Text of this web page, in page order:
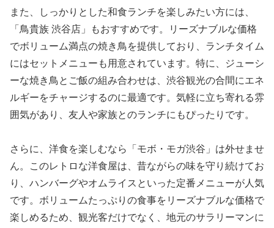
また、しっかりとした和食ランチを楽しみたい方には、
「鳥貴族 渋谷店」もおすすめです。リーズナブルな価格
でボリューム満点の焼き鳥を提供しており、ランチタイム
にはセットメニューも用意されています。特に、ジューシ
ーな焼き鳥とご飯の組み合わせは、渋谷観光の合間にエネ
ルギーをチャージするのに最適です。気軽に立ち寄れる雰
囲気があり、友人や家族とのランチにもぴったりです。
さらに、洋食を楽しむなら「モボ・モガ渋谷」は外せませ
ん。このレトロな洋食屋は、昔ながらの味を守り続けてお
り、ハンバーグやオムライスといった定番メニューが人気
です。ボリュームたっぷりの食事をリーズナブルな価格で
楽しめるため、観光客だけでなく、地元のサラリーマンに